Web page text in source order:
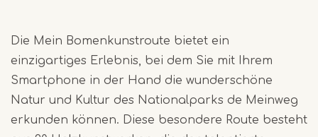
Die Mein Bomenkunstroute bietet ein
einzigartiges Erlebnis, bei dem Sie mit Ihrem
Smartphone in der Hand die wunderschöne
Natur und Kultur des Nationalparks de Meinweg
erkunden können. Diese besondere Route besteht